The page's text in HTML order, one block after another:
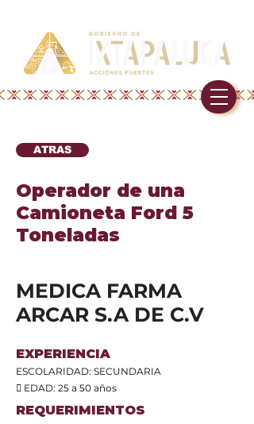
ATRAS
Operador de una
Camioneta Ford 5
Toneladas
MEDICA FARMA
ARCAR S.A DE C.V
EXPERIENCIA
ESCOLARIDAD: SECUNDARIA
 EDAD: 25 a 50 años
REQUERIMIENTOS